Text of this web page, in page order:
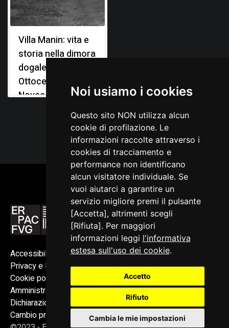
Noi usiamo i cookies
Questo sito NON utilizza alcun
cookie di profilazione. Le
informazioni raccolte attraverso i
cookies di tracciamento e
performance non identificano
alcun visitatore individuale. Se
vuoi aiutarci a garantire un
servizio migliore premi il pulsante
[Accetta], altrimenti scegli
[Rifiuta]. Per maggiori
informazioni leggi l'informativa
estesa sull'uso dei cookie.
Accetto
Rifiuto
Cambia le mie impostazioni
Villa Manin: vita e
storia nella dimora
dogale tra
Ottocento e
Novecento
Accessibilità
Privacy e Note legali
Cookie policy
Amministrazione trasparente
Dichiarazione di accessibilità
Cambio preferenze cookie